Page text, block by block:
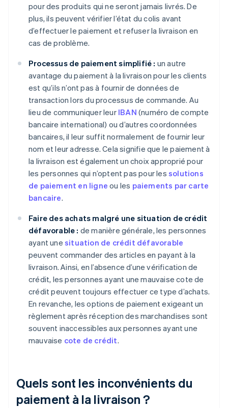
pour des produits qui ne seront jamais livrés. De
plus, ils peuvent vérifier l’état du colis avant
d’effectuer le paiement et refuser la livraison en
cas de problème.
Processus de paiement simplifié : un autre
avantage du paiement à la livraison pour les clients
est qu’ils n’ont pas à fournir de données de
transaction lors du processus de commande. Au
lieu de communiquer leur IBAN (numéro de compte
bancaire international) ou d’autres coordonnées
bancaires, il leur suffit normalement de fournir leur
nom et leur adresse. Cela signifie que le paiement à
la livraison est également un choix approprié pour
les personnes qui n’optent pas pour les solutions
de paiement en ligne ou les paiements par carte
bancaire.
Faire des achats malgré une situation de crédit
défavorable : de manière générale, les personnes
ayant une situation de crédit défavorable
peuvent commander des articles en payant à la
livraison. Ainsi, en l’absence d’une vérification de
crédit, les personnes ayant une mauvaise cote de
crédit peuvent toujours effectuer ce type d’achats.
En revanche, les options de paiement exigeant un
règlement après réception des marchandises sont
souvent inaccessibles aux personnes ayant une
mauvaise cote de crédit.
Quels sont les inconvénients du
paiement à la livraison ?